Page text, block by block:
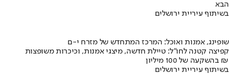
הבא
בשיתוף עיריית ירושלים
שופינג, אמנות ואוכל: המרכז המתחדש של מזרח י-ם
קפיצה קטנה לחו"ל: טיילת חדשה, מיצגי אמנות, וכיכרות משופצות
בהשקעה של 100 מיליון ₪
בשיתוף עיריית ירושלים